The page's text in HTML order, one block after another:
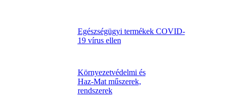
Egészségügyi termékek COVID-
19 vírus ellen
Környezetvédelmi és
Haz-Mat műszerek,
rendszerek